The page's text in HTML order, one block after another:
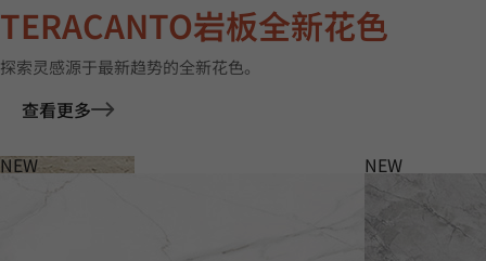
TERACANTO岩板全新花色
探索灵感源于最新趋势的全新花色。
查看更多
NEW NEW